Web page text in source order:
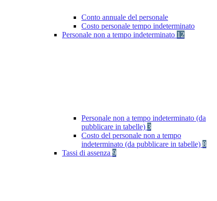
Conto annuale del personale
Costo personale tempo indeterminato
Personale non a tempo indeterminato 12
Personale non a tempo indeterminato (da
pubblicare in tabelle) 3
Costo del personale non a tempo
indeterminato (da pubblicare in tabelle) 8
Tassi di assenza 9